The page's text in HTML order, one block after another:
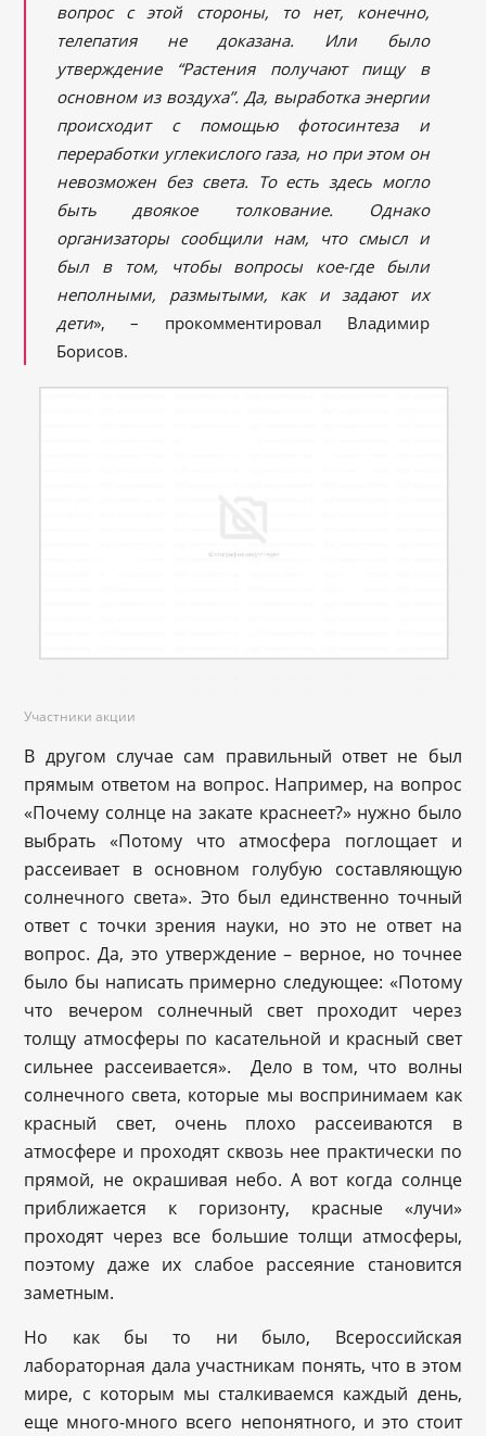
вопрос с этой стороны, то нет, конечно,
телепатия не доказана. Или было
утверждение “Растения получают пищу в
основном из воздуха”. Да, выработка энергии
происходит с помощью фотосинтеза и
переработки углекислого газа, но при этом он
невозможен без света. То есть здесь могло
быть двоякое толкование. Однако
организаторы сообщили нам, что смысл и
был в том, чтобы вопросы кое-где были
неполными, размытыми, как и задают их
дети», – прокомментировал Владимир
Борисов.
Участники акции
В другом случае сам правильный ответ не был
прямым ответом на вопрос. Например, на вопрос
«Почему солнце на закате краснеет?» нужно было
выбрать «Потому что атмосфера поглощает и
рассеивает в основном голубую составляющую
солнечного света». Это был единственно точный
ответ с точки зрения науки, но это не ответ на
вопрос. Да, это утверждение – верное, но точнее
было бы написать примерно следующее: «Потому
что вечером солнечный свет проходит через
толщу атмосферы по касательной и красный свет
сильнее рассеивается». Дело в том, что волны
солнечного света, которые мы воспринимаем как
красный свет, очень плохо рассеиваются в
атмосфере и проходят сквозь нее практически по
прямой, не окрашивая небо. А вот когда солнце
приближается к горизонту, красные «лучи»
проходят через все большие толщи атмосферы,
поэтому даже их слабое рассеяние становится
заметным.
Но как бы то ни было, Всероссийская
лабораторная дала участникам понять, что в этом
мире, с которым мы сталкиваемся каждый день,
еще много-много всего непонятного, и это стоит